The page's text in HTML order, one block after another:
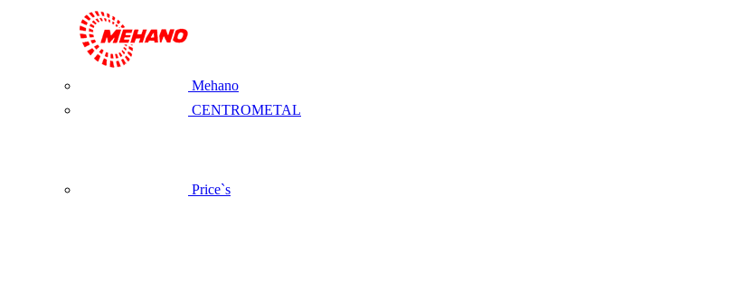
Mehano
CENTROMETAL
Price`s